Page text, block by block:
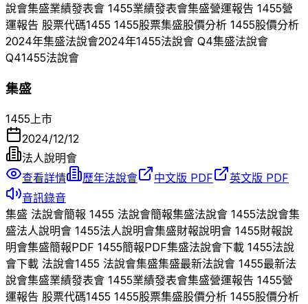
說會集盛業績發表會 1455業績發表會集盛營運報告 1455營
運報告 股票代碼1455 1455股票集盛股價分析 1455股價分析
2024年集盛法說會2024年1455法說會 Q4集盛法說會
Q41455法說會
集盛
1455 上市
2024/12/12
法人說明會
查看詳情
歷年法說會 中文版 PDF
英文版 PDF
音訊錄音
集盛 法說會簡報 1455 法說會簡報集盛法說會 1455法說會集
盛法人說明會 1455法人說明會集盛財報說明會 1455財報說
明會集盛簡報PDF 1455簡報PDF集盛法說會下載 1455法說
會下載 法說會1455 法說會集盛集盛最新法說會 1455最新法
說會集盛業績發表會 1455業績發表會集盛營運報告 1455營
運報告 股票代碼1455 1455股票集盛股價分析 1455股價分析